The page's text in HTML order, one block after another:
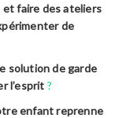
faire des ateliers
de
solutionde garde
l’esprit ?
enfant reprenne